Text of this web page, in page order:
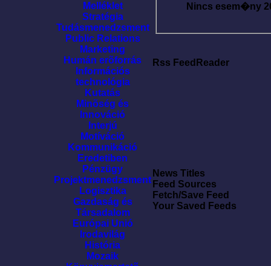
Melléklet
Stratégia
Tudásmenedzsment
Public Relations
Marketing
Humán erõforrás
Információs
technológia
Kutatás
Minõség és
Innováció
Interjú
Motíváció
Kommunikáció
Eredetiben
Pénzügy
Projektmenedzsment
Logisztika
Gazdaság és
Társadalom
Európai Unió
Irodavilág
História
Mozaik
Nincs esem�ny
Rss FeedReader
News Titles
Feed Sources
Fetch/Save Feed
Your Saved Feeds